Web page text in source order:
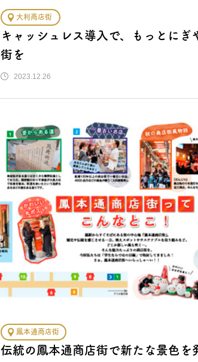
大利商店街
キャッシュレス導入で、もっとにぎ
街を
2023.12.26
鳳本通商店街
伝統の鳳本通商店街で新たな景色を